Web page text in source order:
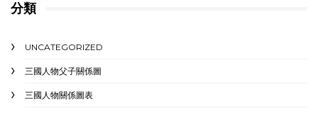
分類
UNCATEGORIZED
三國人物父子關係圖
三國人物關係圖表